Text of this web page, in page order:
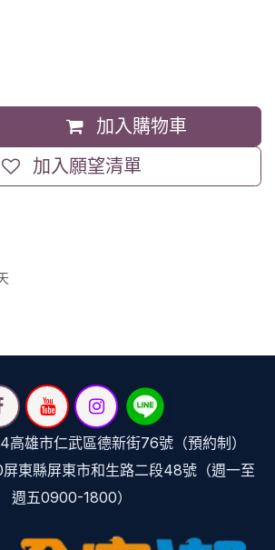
加入購物車
加入願望清單
高雄市仁武區德新街76號（預約制）
東縣屏東市和生路二段48號（週一至
週五0900-1800）